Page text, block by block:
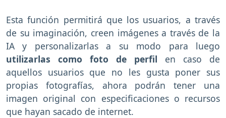
Esta función permitirá que los usuarios, a través
de su imaginación, creen imágenes a través de la
IA y personalizarlas a su modo para luego
utilizarlas como foto de perfil en caso de
aquellos usuarios que no les gusta poner sus
propias fotografías, ahora podrán tener una
imagen original con especificaciones o recursos
que hayan sacado de internet.